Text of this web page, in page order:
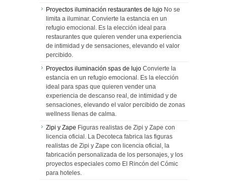
Proyectos iluminación restaurantes de lujo No se
limita a iluminar. Convierte la estancia en un
refugio emocional. Es la elección ideal para
restaurantes que quieren vender una experiencia
de intimidad y de sensaciones, elevando el valor
percibido.
Proyectos iluminación spas de lujo Convierte la
estancia en un refugio emocional. Es la elección
ideal para spas que quieren vender una
experiencia de descanso real, de intimidad y de
sensaciones, elevando el valor percibido de zonas
wellness llenas de calma.
Zipi y Zape Figuras realistas de Zipi y Zape con
licencia oficial. La Decoteca fabrica las figuras
realistas de Zipi y Zape con licencia oficial, la
fabricación personalizada de los personajes, y los
proyectos especiales como El Rincón del Cómic
para hoteles.